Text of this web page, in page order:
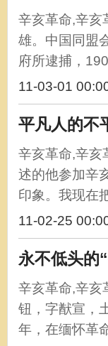
辛亥革命,辛亥
雄。中国同盟
府所逮捕，
11-03-01
平凡人的不
辛亥革命,辛亥
述的他参加辛
印象。我现在
11-02-25
永不低头的
辛亥革命,辛亥
钮，字猷宣，
年，在缅怀革